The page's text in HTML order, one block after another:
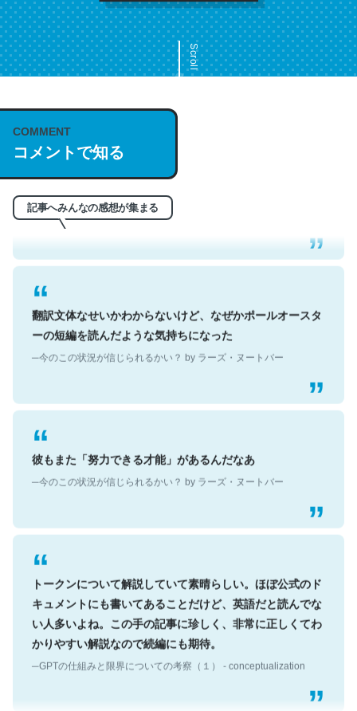
Scroll
COMMENT
コメントで知る
記事へみんなの感想が集まる
これは名文。彼はとてもクレバーなんだろうなと凄く思
う。英語少しでも読める人は原文もお勧め。自分はこの流
れ好き。Let’s Fucking Go. Then Covid hit. Shit.
─今のこの状況が信じられるかい？ by ラーズ・ヌートバー
翻訳文体なせいかわからないけど、なぜかポールオースタ
ーの短編を読んだような気持ちになった
彼もまた「努力できる才能」があるんだなあ
トークンについて解説していて素晴らしい。ほぼ公式のド
キュメントにも書いてあることだけど、英語だと読んでな
い人多いよね。この手の記事に珍しく、非常に正しくてわ
かりやすい解説なので続編にも期待。
─GPTの仕組みと限界についての考察（１） - conceptualization